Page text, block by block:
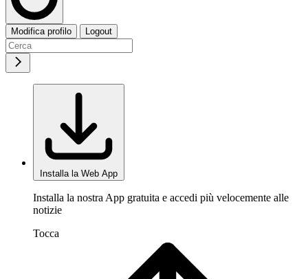
Modifica profilo Logout
Installa la Web App
Installa la nostra App gratuita e accedi più velocemente alle
notizie
Tocca